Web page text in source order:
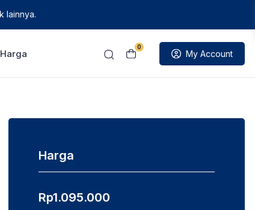
lainnya.
0
My Account
Harga
Rp1.095.000